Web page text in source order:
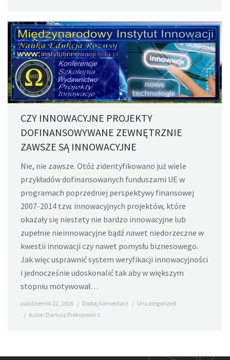
CZY INNOWACYJNE PROJEKTY
DOFINANSOWYWANE ZEWNĘTRZNIE
ZAWSZE SĄ INNOWACYJNE
Nie, nie zawsze. Otóż zidentyfikowano już wiele
przykładów dofinansowanych funduszami UE w
programach poprzedniej perspektywy finansowej
2007-2014 tzw. innowacyjnych projektów, które
okazały się niestety nie bardzo innowacyjne lub
zupełnie nieinnowacyjne bądź nawet niedorzeczne w
kwestii innowacji czy nawet pomysłu biznesowego.
Jak więc usprawnić system weryfikacji innowacyjności
i jednocześnie udoskonalić tak aby w większym
stopniu motywował…
październik 22, 2016 Dodaj komentarz
Uncategorized
Autor: Dariusz Prokopowicz